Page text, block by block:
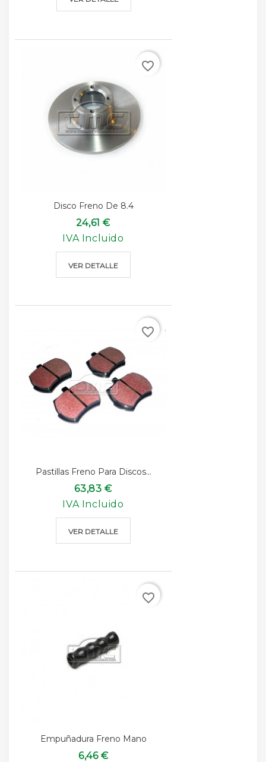
Disco Freno De 8.4
24,61 €
IVA Incluido
VER DETALLE
favorite_border
Pastillas Freno Para Discos...
63,83 €
IVA Incluido
VER DETALLE
favorite_border
Empuñadura Freno Mano
6,46 €
favorite_border